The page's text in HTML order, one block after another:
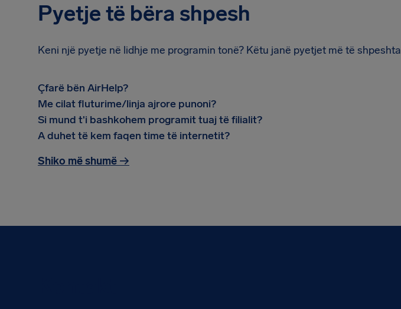
Pyetje të bëra shpesh
Keni një pyetje në lidhje me programin tonë? Këtu janë pyetjet më të shpeshta
Çfarë bën AirHelp?
Me cilat fluturime/linja ajrore punoni?
Si mund t'i bashkohem programit tuaj të filialit?
A duhet të kem faqen time të internetit?
Shiko më shumë →